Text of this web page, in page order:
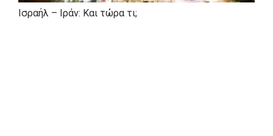
Ισραήλ – Ιράν: Και τώρα τι;